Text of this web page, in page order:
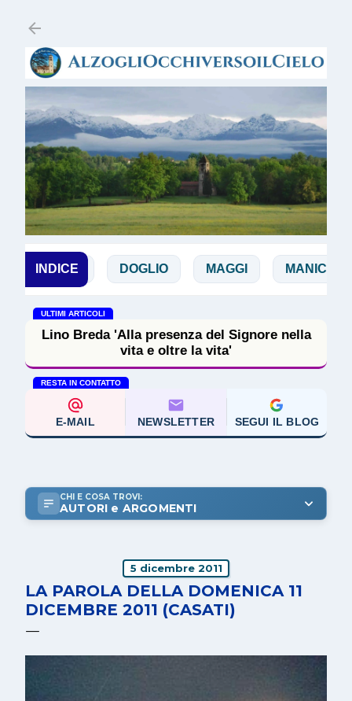
INDICE
DE ZAN DOGLIO MAGGI MANICARDI
ULTIMI ARTICOLI
RESTA IN CONTATTO
E-MAIL NEWSLETTER SEGUI IL BLOG
CHI E COSA TROVI:
AUTORI e ARGOMENTI
5 dicembre 2011
LA PAROLA DELLA DOMENICA 11
DICEMBRE 2011 (CASATI)